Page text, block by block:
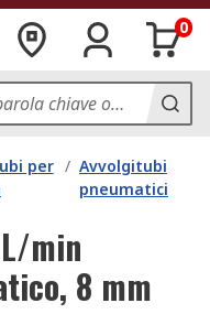
0
per / Avvolgitubi
pneumatici
min
8 mm